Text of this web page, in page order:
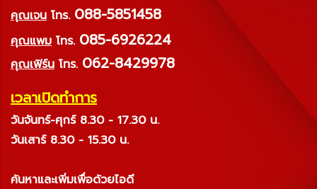
คุณเจน โทร. 088-5851458
คุณแพม โทร. 085-6926224
คุณเฟิร์น โทร. 062-8429978
เวลาเปิดทำการ
วันจันทร์-ศุกร์ 8.30 - 17.30 น.
วันเสาร์ 8.30 - 15.30 น.
ค้นหาและเพิ่มเพื่อด้วยไอดี